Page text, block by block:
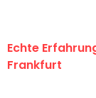
Echte
Frankfurt